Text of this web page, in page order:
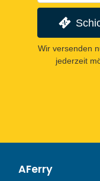
Wir versenden
jederzeit
AFerry